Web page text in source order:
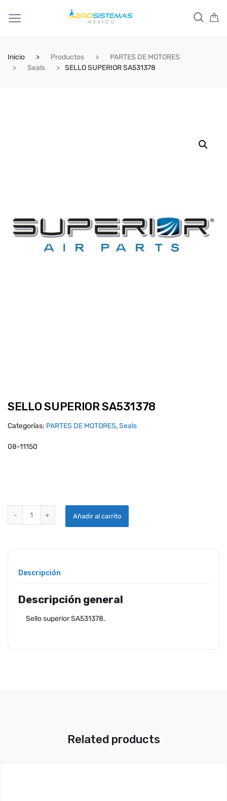
Inicio Productos
PARTES DE MOTORES
Seals
SELLO SUPERIOR SA531378
SELLO SUPERIOR SA531378
Categorías: PARTES DE MOTORES,Seals
08-11150
Añadir al carrito
Descripción
Descripción general
Sello superior SA531378.
Related products